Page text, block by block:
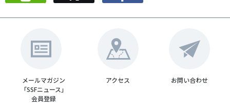
Sport Topics
スポーツ辞典
SSF BOOKS
メールマガジン
「SSFニュース」
会員登録
アクセス お問い合わせ